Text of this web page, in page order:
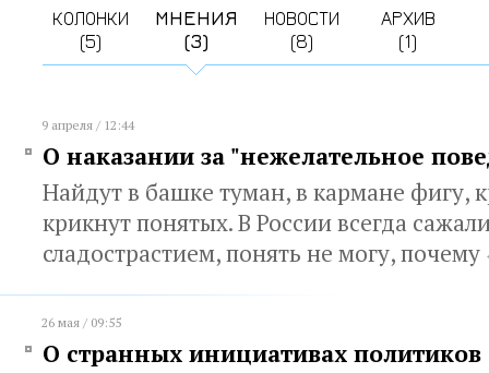
КОЛОНКИ
(5)
МНЕНИЯ
(3)
НОВОСТИ
(8)
АРХИВ
(1)
9 апреля / 12:44
О наказании за "нежелательное
Найдут в башке туман, в кармане фигу,
крикнут понятых. В России всегда
сладострастием, понять не могу, почему
26 мая / 09:55
О странных инициативах политиков